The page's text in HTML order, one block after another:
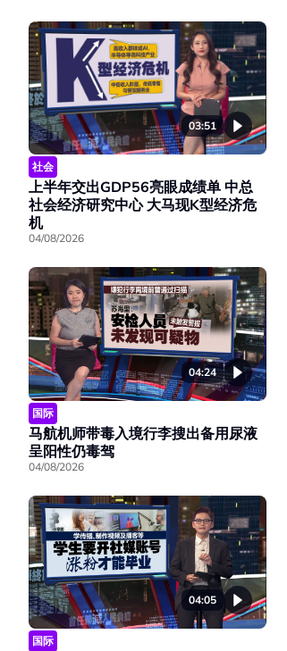
03:51
社会
上半年交出GDP56亮眼成绩单 中总
社会经济研究中心 大马现K型经济危
机
04/08/2026
04:24
国际
马航机师带毒入境行李搜出备用尿液
呈阳性仍毒驾
04/08/2026
04:05
国际